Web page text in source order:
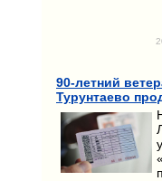
90-летний
Турунтаево